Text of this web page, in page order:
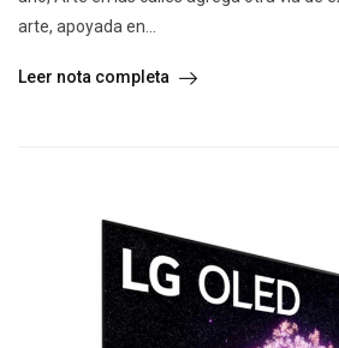
arte, apoyada en...
Leer nota completa